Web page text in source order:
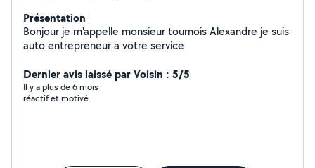
Présentation
Bonjour je m'appelle monsieur tournois Alexandre je suis
auto entrepreneur a votre service
Dernier avis laissé par Voisin : 5/5
Il y a plus de 6 mois
réactif et motivé.